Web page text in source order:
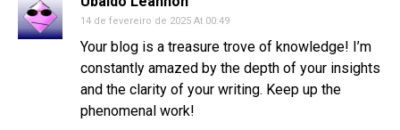
14 de fevereiro de 2025 At 00:49
Your blog is a treasure trove of knowledge! I’m
constantly amazed by the depth of your insights
and the clarity of your writing. Keep up the
phenomenal work!